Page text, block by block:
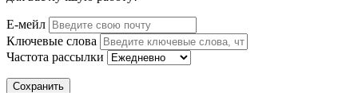
Е-мейл
Ключевые слова
Частота рассылки
Сохранить